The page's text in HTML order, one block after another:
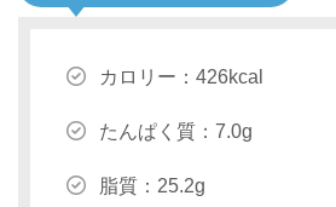
カロリー：426kcal
たんぱく質：7.0g
脂質：25.2g